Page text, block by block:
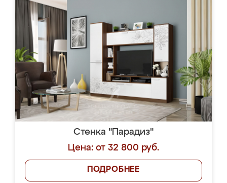
Стенка "Парадиз"
Цена: от 32 800 руб.
ПОДРОБНЕЕ